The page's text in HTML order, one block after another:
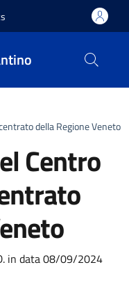
della Regione Veneto
Centro
in data 08/09/2024